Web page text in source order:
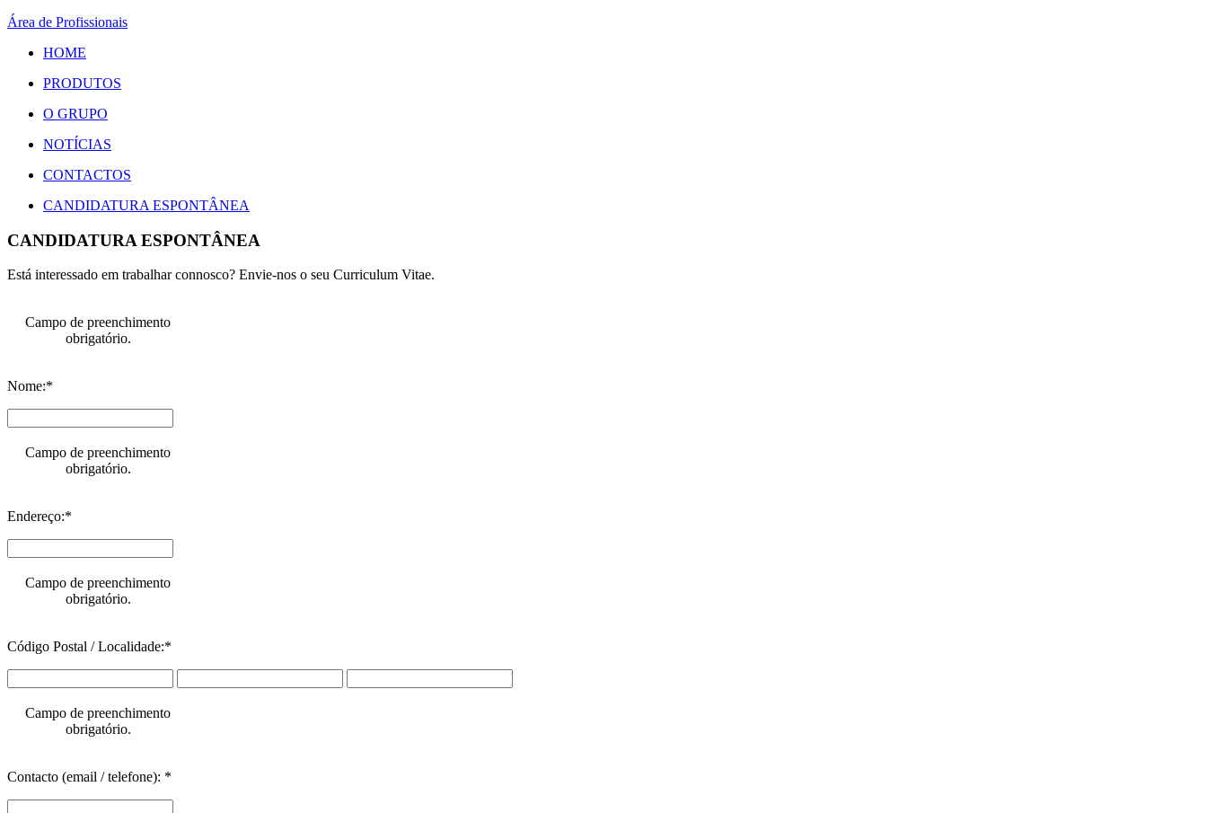
Área de Profissionais
HOME
PRODUTOS
O GRUPO
NOTÍCIAS
CONTACTOS
CANDIDATURA ESPONTÂNEA
CANDIDATURA ESPONTÂNEA
Está interessado em trabalhar connosco? Envie-nos o seu Curriculum Vitae.
Campo de preenchimento
obrigatório.
Nome:*
Campo de preenchimento
obrigatório.
Endereço:*
Campo de preenchimento
obrigatório.
Código Postal / Localidade:*
Campo de preenchimento
obrigatório.
Contacto (email / telefone): *